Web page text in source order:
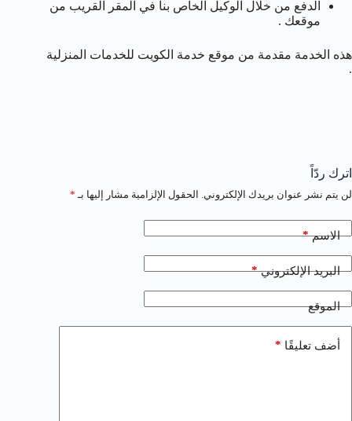
الدفع من خلال الوكيل الخاص بنا في المقر القريب من
موقعك .
هذه الخدمة مقدمة من موقع خدمة الكويت للخدمات المنزلية
.
اترك ردّاً
لن يتم نشر عنوان بريدك الإلكتروني. الحقول الإلزامية مشار إليها بـ *
الاسم*
البريد الإلكتروني*
الموقع
أضف تعليقًا *